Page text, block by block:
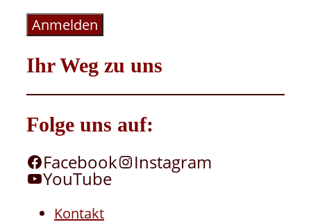
Anmelden
Ihr Weg zu uns
Folge uns auf:
Facebook
Instagram
YouTube
Kontakt